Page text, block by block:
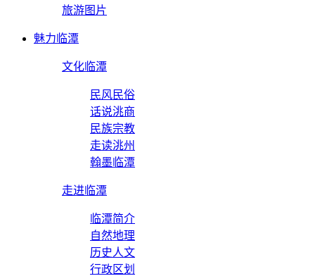
旅游图片
魅力临潭
文化临潭
民风民俗
话说洮商
民族宗教
走读洮州
翰墨临潭
走进临潭
临潭简介
自然地理
历史人文
行政区划